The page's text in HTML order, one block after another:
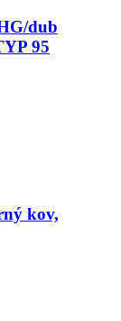
dub
95
kov,